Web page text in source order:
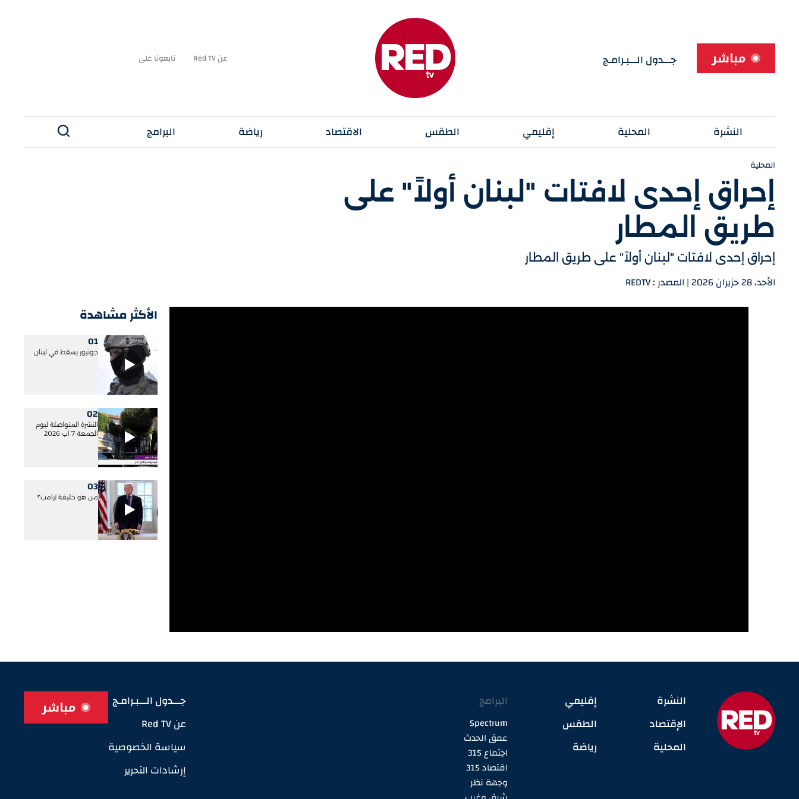
مباشر جـــدول الـــبـرامـج عن Red TV تابعونا على
النشرة المحلية إقليمي الطقس الاقتصاد رياضة البرامج
المحلية
إحراق إحدى لافتات "لبنان أولاً" على
طريق المطار
إحراق إحدى لافتات "لبنان أولاً" على طريق المطار
الأحد، 28 حزيران 2026 | المصدر : REDTV
الأكثر مشاهدة
01
جونيور يسقط في لبنان
02
النشرة المتواصلة ليوم
الجمعة 7 آب 2026
03
من هو خليفة ترامب؟
النشرة
الإقتصاد
المحلية
إقليمي
الطقس
رياضة
البرامج
Spectrum
عمق الحدث
اجتماع 315
اقتصاد 315
وجهة نظر
جـــدول الـــبـرامـج
عن Red TV
سياسة الخصوصية
إرشادات التحرير
مباشر